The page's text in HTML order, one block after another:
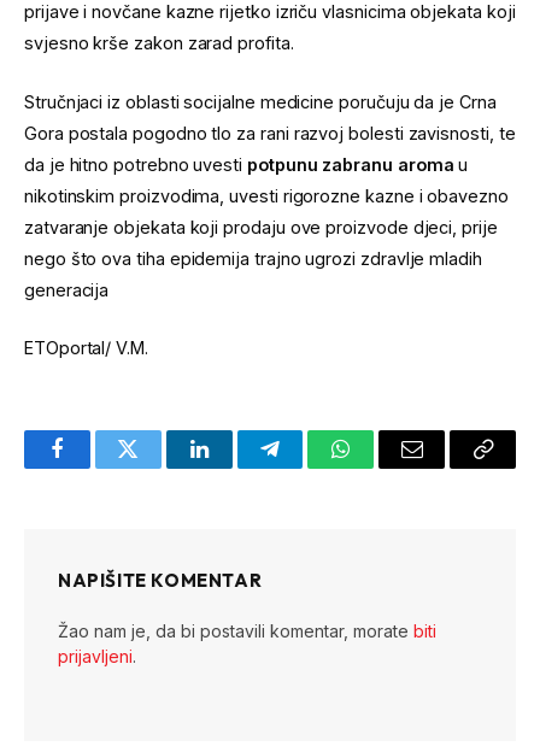
prijave i novčane kazne rijetko izriču vlasnicima objekata koji
svjesno krše zakon zarad profita.
Stručnjaci iz oblasti socijalne medicine poručuju da je Crna
Gora postala pogodno tlo za rani razvoj bolesti zavisnosti, te
da je hitno potrebno uvesti potpunu zabranu aroma u
nikotinskim proizvodima, uvesti rigorozne kazne i obavezno
zatvaranje objekata koji prodaju ove proizvode djeci, prije
nego što ova tiha epidemija trajno ugrozi zdravlje mladih
generacija
ETOportal/ V.M.
FacebookTwitter LinkedInTelegramWhatsAppEmail
Copy
NAPIŠITE KOMENTAR
Žao nam je, da bi postavili komentar, morate biti
prijavljeni.